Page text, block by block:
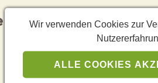
beste Basis-Formel
Cremig: Joghurt/Skyr
: Beeren, Banane, Apfel,
Wir verwenden Cookies zur
ALLE COOKIES